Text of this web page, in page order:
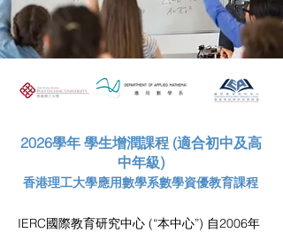
2026學年 學生增潤課程 (適合初中及高
中年級)
香港理工大學應用數學系數學資優教育課程
IERC國際教育研究中心 (“本中心”) 自2006年